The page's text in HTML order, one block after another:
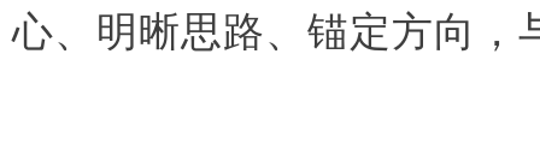
心、明晰思路、锚定方向